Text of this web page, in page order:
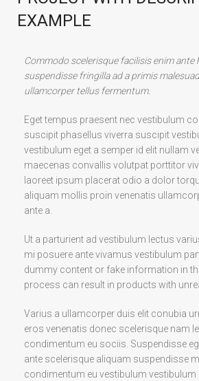
EXAMPLE
Commodo scelerisque facilisis enim ante
suspendisse fringilla ad a primis
ullamcorper tellus fermentum.
Eget tempus praesent nec vestibulum
suscipit phasellus viverra suscipit
vestibulum eget a semper id elit nullam
maecenas convallis volutpat porttitor
laoreet ipsum placerat odio a dolor
aliquam mollis proin venenatis
ante a.
Ut a parturient ad vestibulum lectus
mi posuere ante vivamus vestibulum
dummy content or fake information in
process can result in products with
Varius a ullamcorper duis elit conubia
eros venenatis donec scelerisque nam
condimentum eu sociis. Suspendisse
ante scelerisque aliquam suspendisse
condimentum eu vestibulum vestibulum